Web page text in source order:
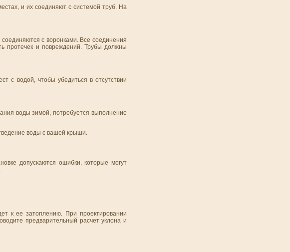
и их соединяют с системой труб. На
с воронками. Все соединения
протечек и повреждений. Трубы должны
с водой, чтобы убедиться в отсутствии
воды зимой, потребуется выполнение
воды с вашей крыши.
допускаются ошибки, которые могут
к ее затоплению. При проектировании
предварительный расчет уклона и